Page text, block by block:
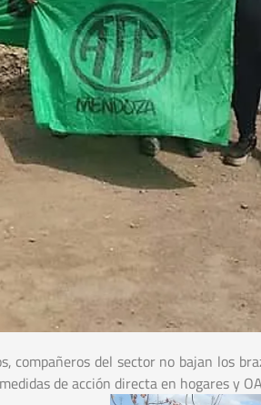
compañeros del sector no bajan los
de acción directa en hogares y